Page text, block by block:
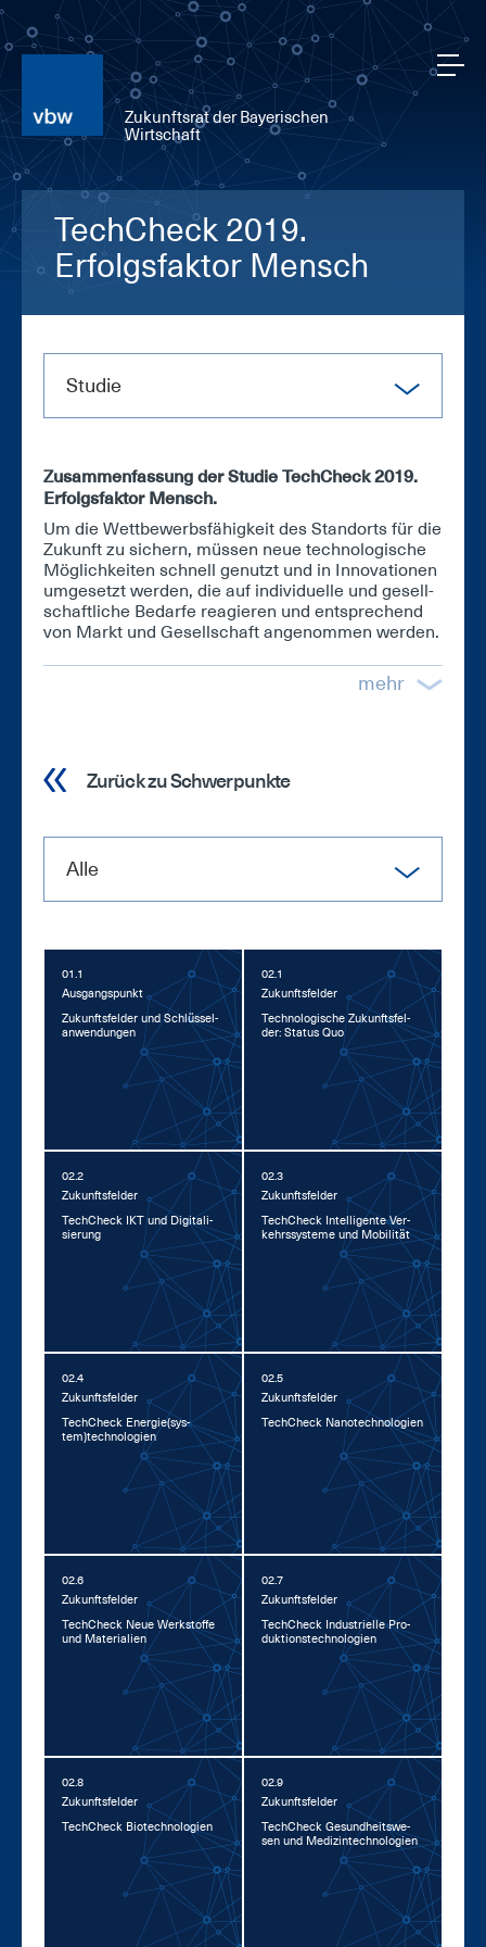
Zukunftsrat der Bayerischen
Wirtschaft
TechCheck 2019.
Erfolgsfaktor Mensch
Stu­die
Zu­sam­men­fas­sung der Stu­die Tech­Check 2019.
Er­folgs­fak­tor Mensch.
Um die Wett­be­werbs­fä­hig­keit des Stand­orts für die
Zu­kunft zu si­chern, müs­sen neue tech­no­lo­gi­sche
Mög­lich­kei­ten schnell ge­nutzt und in In­no­va­tio­nen
um­ge­setzt wer­den, die auf in­di­vi­du­el­le und ge­sell­
schaft­li­che Be­dar­fe re­agie­ren und ent­spre­chend
von Markt und Ge­sell­schaft an­ge­nom­men wer­den.
mehr
Zurück zu Schwerpunkte
Alle
01.1
Aus­gangs­punkt
Zu­kunfts­fel­der und Schlüs­sel­
an­wen­dun­gen
02.1
Zu­kunfts­fel­der
Tech­no­lo­gi­sche Zu­kunfts­fel­
der: Sta­tus Quo
02.2
Zu­kunfts­fel­der
Tech­Check IKT und Di­gi­ta­li­
sie­rung
02.3
Zu­kunfts­fel­der
Tech­Check In­tel­li­gen­te Ver­
kehrs­sys­te­me und Mo­bi­li­tät
02.4
Zu­kunfts­fel­der
Tech­Check En­er­gie(sys­
tem)tech­no­lo­gi­en
02.5
Zu­kunfts­fel­der
Tech­Check Na­no­tech­no­lo­gi­en
02.6
Zu­kunfts­fel­der
Tech­Check Neue Werk­stof­fe
und Ma­te­ria­li­en
02.7
Zu­kunfts­fel­der
Tech­Check In­dus­tri­el­le Pro­
duk­ti­ons­tech­no­lo­gi­en
02.8
Zu­kunfts­fel­der
Tech­Check Bio­tech­no­lo­gi­en
02.9
Zu­kunfts­fel­der
Tech­Check Ge­sund­heits­we­
sen und Me­di­zin­tech­no­lo­gi­en